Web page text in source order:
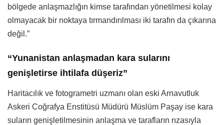
bölgede anlaşmazlığın kimse tarafından yönetilmesi kolay
olmayacak bir noktaya tırmandırılması iki tarafın da çıkarına
değil.”
“Yunanistan anlaşmadan kara sularını
genişletirse ihtilafa düşeriz”
Haritacılık ve fotogrametri uzmanı olan eski Arnavutluk
Askeri Coğrafya Enstitüsü Müdürü Müslüm Paşay ise kara
suların genişletilmesinin anlaşma ve tarafların rızasıyla